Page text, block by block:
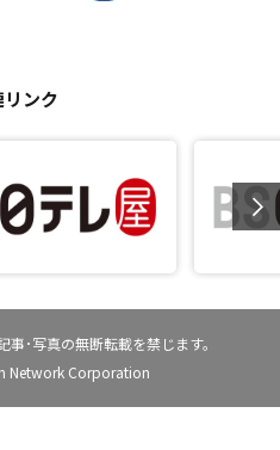
リンク
･写真の無断転載を禁じます。
Network Corporation